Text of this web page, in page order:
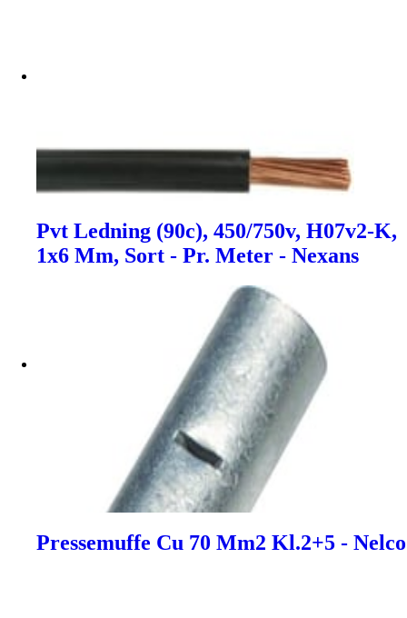
Pvt Ledning (90c), 450/750v, H07v2-K,
1x6 Mm, Sort - Pr. Meter - Nexans
Pressemuffe Cu 70 Mm2 Kl.2+5 - Nelco